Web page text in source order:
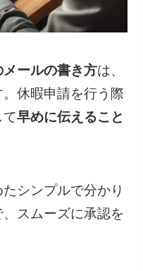
ールの書き方は、
休暇申請を行う際
て早めに伝えること
シンプルで分かり
スムーズに承認を